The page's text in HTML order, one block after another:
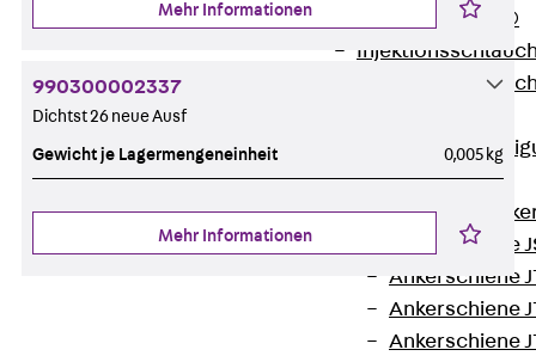
PLURAFLEX®
Ankerschienen
Zurück
Ankerschiene
Ankerschiene
Ankerschiene
Ankerschiene
Mehr Informationen
990300002337
Dichtst 26 neue Ausf
Gewicht je Lagermengeneinheit 0,005 kg
Mehr Informationen